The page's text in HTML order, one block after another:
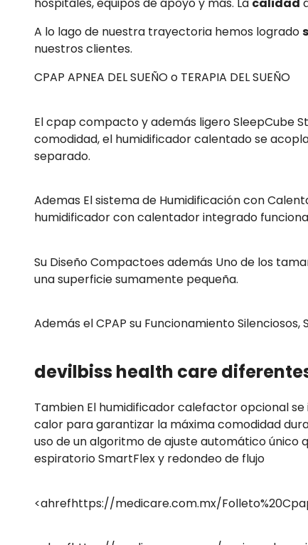
hospitales, equipos de apoyo y más. La calidad
A lo lago de nuestra trayectoria hemos logrado
nuestros clientes.
CPAP APNEA DEL SUEÑO o TERAPIA DEL SUEÑO
El cpap compacto y además ligero SleepCube
comodidad, el humidificador calentado se
separado.
Ademas El sistema de Humidificación con
humidificador con calentador integrado
Su Diseño Compactoes además Uno de los
una superficie sumamente pequeña.
Además el CPAP su Funcionamiento
devilbiss health care
Tambien El humidificador calefactor opcional
calor para garantizar la máxima comodidad
uso de un algoritmo de ajuste automático único
espiratorio SmartFlex y redondeo de flujo
<ahrefhttps://medicare.com.mx/